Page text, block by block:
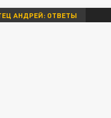
АНДРЕЙ: ОТВЕТЫ